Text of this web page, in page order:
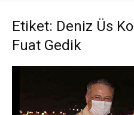
Etiket: Deniz Üs
Fuat Gedik